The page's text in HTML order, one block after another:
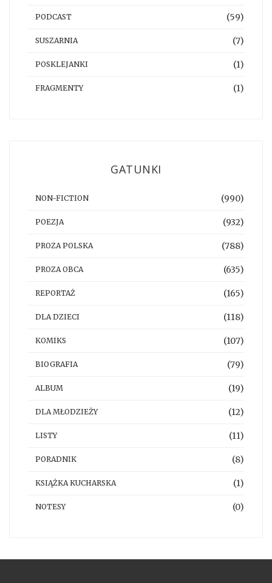
PODCAST (59)
SUSZARNIA (7)
POSKLEJANKI (1)
FRAGMENTY (1)
GATUNKI
NON-FICTION (990)
POEZJA (932)
PROZA POLSKA (788)
PROZA OBCA (635)
REPORTAŻ (165)
DLA DZIECI (118)
KOMIKS (107)
BIOGRAFIA (79)
ALBUM (19)
DLA MŁODZIEŻY (12)
LISTY (11)
PORADNIK (8)
KSIĄŻKA KUCHARSKA (1)
NOTESY (0)